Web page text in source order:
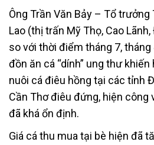
Ông Trần Văn Bảy – Tổ trưởng
Lao (thị trấn Mỹ Thọ, Cao
so với thời điểm tháng 7, tháng
đồn ăn cá “dính” ung thư
nuôi cá điêu hồng tại các tỉnh
Cần Thơ điêu đứng, hiện công
đã khá ổn định.
Giá cá thu mua tại bè hiện đã